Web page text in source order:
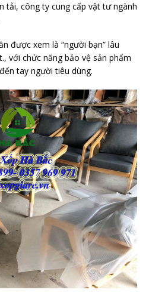
tải, công ty cung cấp vật tư ngành
được xem là “người bạn” lâu
với chức năng bảo vệ sản phẩm
tay người tiêu dùng.